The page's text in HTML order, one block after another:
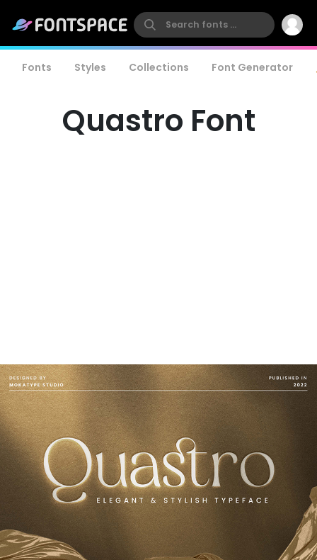
Fonts Styles Collections Font Generator
Quastro Font